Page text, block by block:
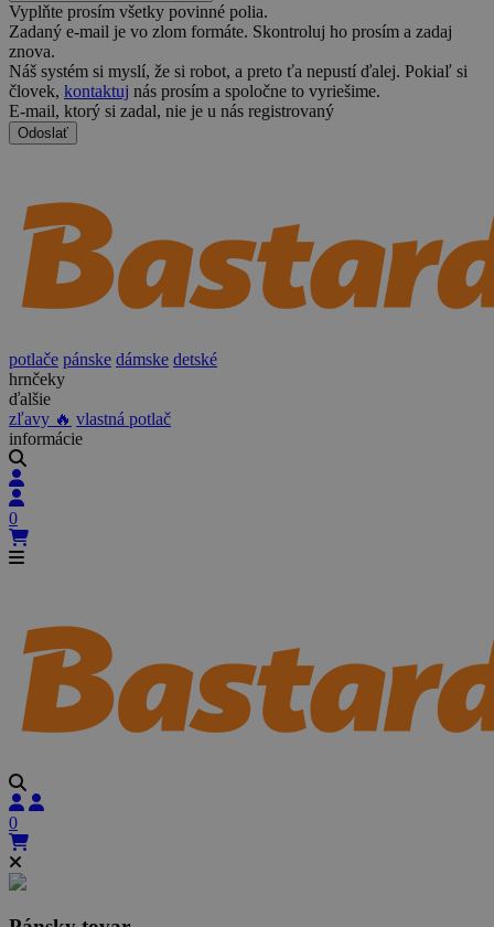
Vyplňte prosím všetky povinné polia.
Zadaný e-mail je vo zlom formáte. Skontroluj ho prosím a zadaj
znova.
Náš systém si myslí, že si robot, a preto ťa nepustí ďalej. Pokiaľ si
človek, kontaktuj nás prosím a spoločne to vyriešime.
E-mail, ktorý si zadal, nie je u nás registrovaný
Odoslať
potlače pánske dámske detské
hrnčeky
ďalšie
zľavy 🔥 vlastná potlač
informácie
0
0